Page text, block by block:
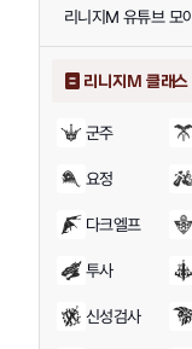
리니지M 유튜브 모
리니지M 클래스
군주
요정
다크엘프
투사
신성검사